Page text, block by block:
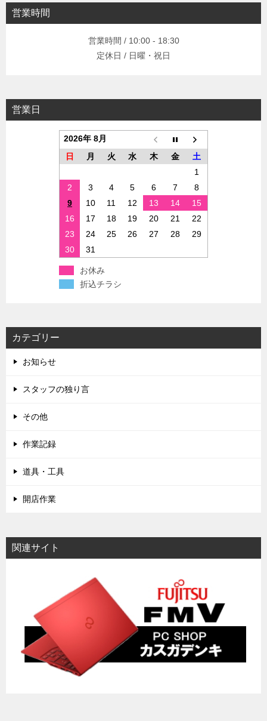
営業時間
営業時間 / 10:00 - 18:30
定休日 / 日曜・祝日
営業日
2026年 8月
日
月 火 水 木 金
土
1
2
3 4 5 6 7
8
9
10 11 12 13 14
15
16
17 18 19 20 21
22
23
24 25 26 27 28
29
30
31
お休み
折込チラシ
カテゴリー
お知らせ
スタッフの独り言
その他
作業記録
道具・工具
開店作業
関連サイト